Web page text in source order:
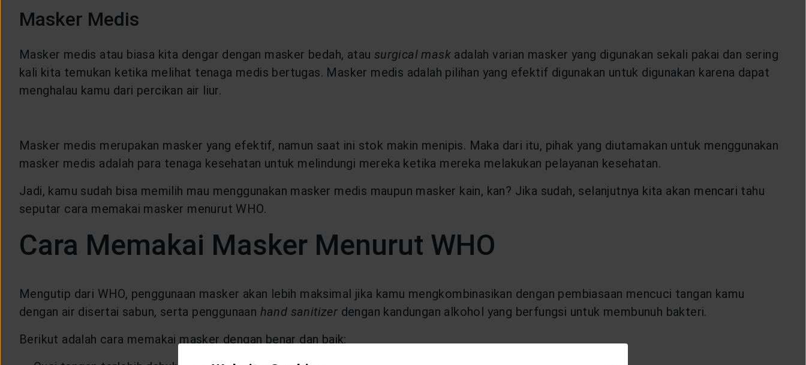
Masker Medis
Masker medis atau biasa kita dengar dengan masker bedah, atau surgical mask adalah varian masker yang digunakan sekali pakai dan sering
kali kita temukan ketika melihat tenaga medis bertugas. Masker medis adalah pilihan yang efektif digunakan untuk digunakan karena dapat
menghalau kamu dari percikan air liur.
Masker medis merupakan masker yang efektif, namun saat ini stok makin menipis. Maka dari itu, pihak yang diutamakan untuk menggunakan
masker medis adalah para tenaga kesehatan untuk melindungi mereka ketika mereka melakukan pelayanan kesehatan.
Jadi, kamu sudah bisa memilih mau menggunakan masker medis maupun masker kain, kan? Jika sudah, selanjutnya kita akan mencari tahu
seputar cara memakai masker menurut WHO.
Cara Memakai Masker Menurut WHO
Mengutip dari WHO, penggunaan masker akan lebih maksimal jika kamu mengkombinasikan dengan pembiasaan mencuci tangan kamu
dengan air disertai sabun, serta penggunaan hand sanitizer dengan kandungan alkohol yang berfungsi untuk membunuh bakteri.
Berikut adalah cara memakai masker dengan benar dan baik: